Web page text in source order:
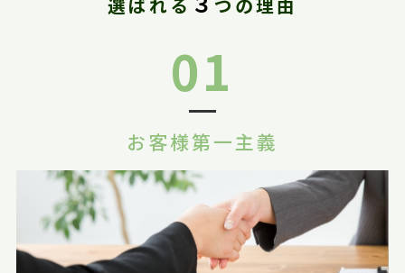
01
お客様第一主義